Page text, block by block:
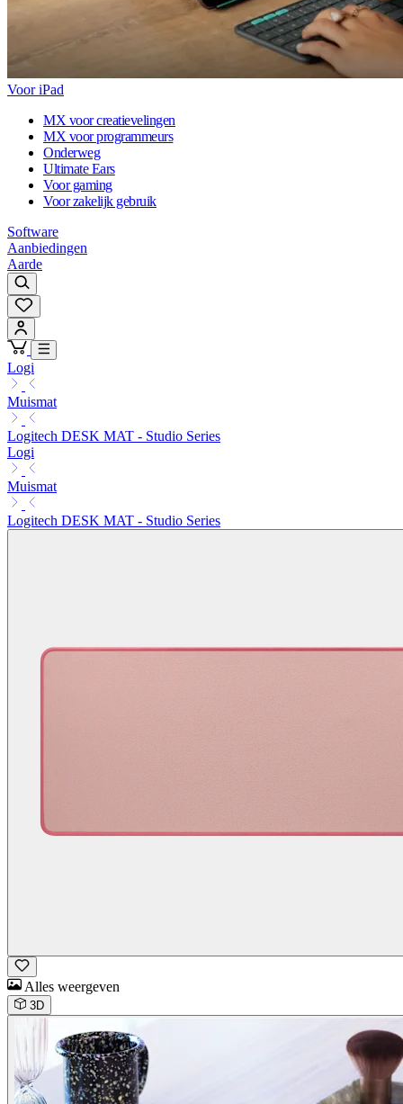
Voor iPad
MX voor creatievelingen
MX voor programmeurs
Onderweg
Ultimate Ears
Voor gaming
Voor zakelijk gebruik
Software
Aanbiedingen
Aarde
Logi
Muismat
Logitech DESK MAT - Studio Series
Logi
Muismat
Logitech DESK MAT - Studio Series
Alles weergeven
3D